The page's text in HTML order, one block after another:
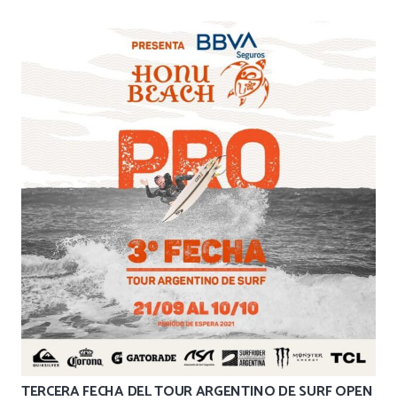
TERCERA FECHA DEL TOUR ARGENTINO DE SURF OPEN